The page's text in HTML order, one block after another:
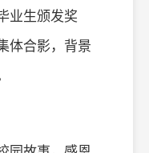
业生颁发奖
体合影，背景